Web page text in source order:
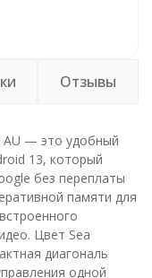
Отзывы
AU — это удобный
13, который
без переплаты
памяти для
Цвет Sea
диагональ
одной